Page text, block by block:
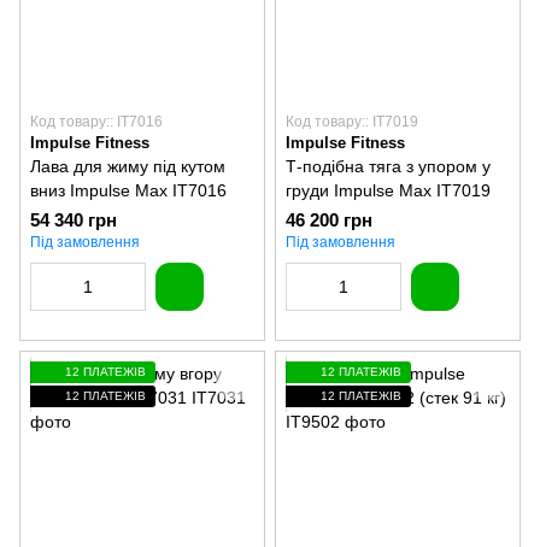
Код товару:: IT7016
Impulse Fitness
Лава для жиму під кутом
вниз Impulse Max IT7016
54 340 грн
Під замовлення
Код товару:: IT7019
Impulse Fitness
Т-подібна тяга з упором у
груди Impulse Max IT7019
46 200 грн
Під замовлення
12 ПЛАТЕЖІВ
12 ПЛАТЕЖІВ
12 ПЛАТЕЖІВ
12 ПЛАТЕЖІВ